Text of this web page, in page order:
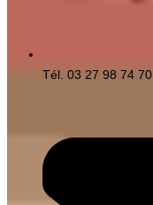
Tél. 03 27 98 74 70